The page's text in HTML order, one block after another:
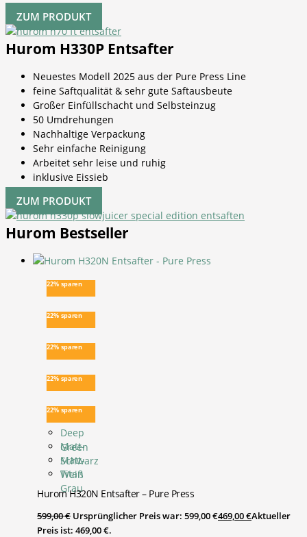
ZUM PRODUKT
Hurom H330P Entsafter
Neuestes Modell 2025 aus der Pure Press Line
feine Saftqualität & sehr gute Saftausbeute
Großer Einfüllschacht und Selbsteinzug
50 Umdrehungen
Nachhaltige Verpackung
Sehr einfache Reinigung
Arbeitet sehr leise und ruhig
inklusive Eissieb
ZUM PRODUKT
Hurom Bestseller
22% sparen
22% sparen
22% sparen
22% sparen
22% sparen
Deep
Green
Matt-
Schwarz
Matt-
Weiß
Titan
Grau
Hurom H320N Entsafter – Pure Press
599,00€ Ursprünglicher Preis war: 599,00 €469,00€Aktueller
Preis ist: 469,00 €.